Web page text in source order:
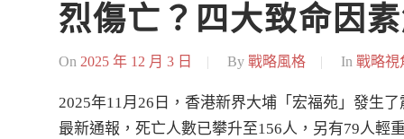
烈傷亡？四大致命因
On 2025 年 12 月 3 日 By 戰略風格 In 戰略視
2025年11月26日，香港新界大埔「宏福苑」發生
最新通報，死亡人數已攀升至156人，另有79人